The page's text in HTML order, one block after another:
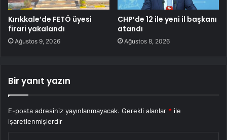
Kırıkkale’de FETÖ üyesi
firari yakalandı
Ağustos 9, 2026
CHP’de 12 ile yeni il başkanı
atandı
Ağustos 8, 2026
Bir yanıt yazın
E-posta adresiniz yayınlanmayacak. Gerekli alanlar * ile
işaretlenmişlerdir